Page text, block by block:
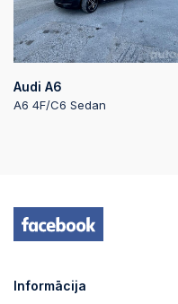
Audi A6
A6 4F/C6 Sedan
Informācija